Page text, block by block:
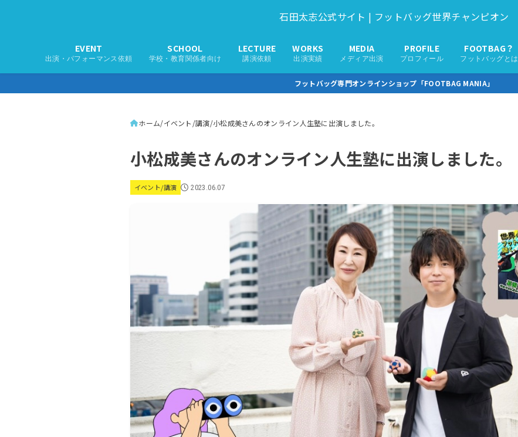
石田太志公式サイト | フットバッグ世界チャンピオン
EVENT
出演・パフォーマンス依頼
SCHOOL
学校・教育関係者向け
LECTURE
講演依頼
WORKS
出演実績
MEDIA
メディア出演
PROFILE
プロフィール
FOOTBAG？
フットバッグとは
フットバッグ専門オンラインショップ「FOOTBAG MANIA」
ホーム イベント/講演 小松成美さんのオンライン人生塾に出演しました。
小松成美さんのオンライン人生塾に出演しました。
イベント/講演 2023.06.07